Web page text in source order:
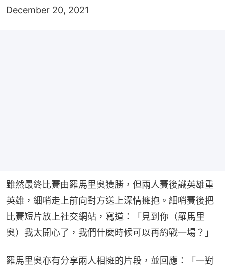
December 20, 2021
雖然最終比賽由羅馬里奧獲勝，但兩人賽後識英雄重
英雄，細哨走上前向對方送上深情擁抱。細哨賽後把
比賽短片放上社交網站，寫道：「見到你（羅馬里
奧）我太開心了，我們什麼時候可以再約戰一場？」
羅馬里奧亦有分享兩人相擁的片段，並回應：「一對